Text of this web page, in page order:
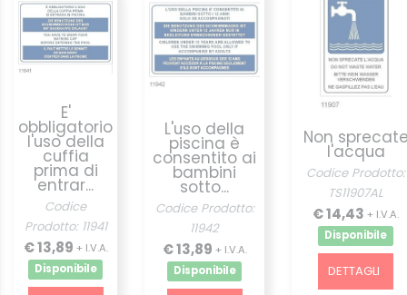
E'
obbligatorio
l'uso della
cuffia
prima di
entrar...
Codice
Prodotto: 11941
€ 13,89 + I.V.A.
Disponibile
L'uso della
piscina è
consentito ai
bambini
sotto...
Codice Prodotto:
11942
€ 13,89 + I.V.A.
Disponibile
Non
l'acqua
Codice Prodotto:
TS11907AL
€ 14,43 + I.V.A.
Disponibile
DETTAGLI